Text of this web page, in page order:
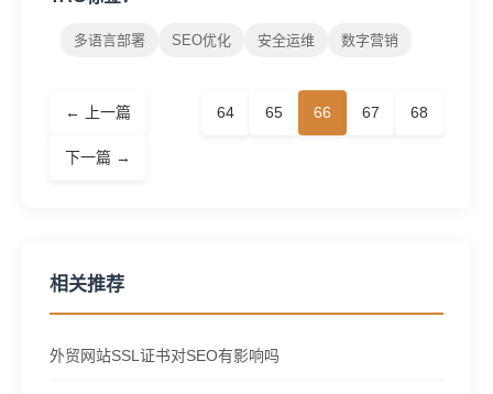
多语言部署 SEO优化 安全运维 数字营销
← 上一篇 64 65 66 67 68
下一篇 →
相关推荐
外贸网站SSL证书对SEO有影响吗